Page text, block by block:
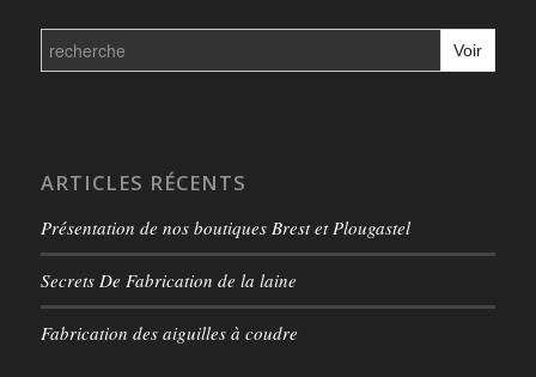
Search
for:
ARTICLES RÉCENTS
Présentation de nos boutiques Brest et Plougastel
Secrets De Fabrication de la laine
Fabrication des aiguilles à coudre